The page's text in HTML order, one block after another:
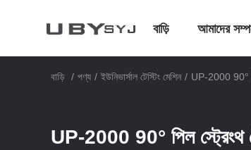
বাড়ি আমাদের
বাড়ি / পণ্য / ইউনিভার্সাল টেস্টিং মেশিন / UP-2000 90°
UP-2000 90° পিল স্ট্রেংথ